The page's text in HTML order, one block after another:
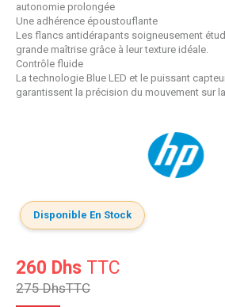
autonomie prolongée
Une adhérence époustouflante
Les flancs antidérapants soigneusement
grande maîtrise grâce à leur texture idéale.
Contrôle fluide
La technologie Blue LED et le puissant
garantissent la précision du mouvement sur
Disponible En Stock
260 Dhs TTC
275 DhsTTC